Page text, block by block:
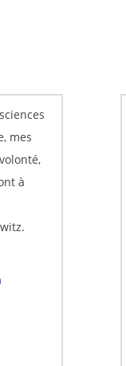
mes
à